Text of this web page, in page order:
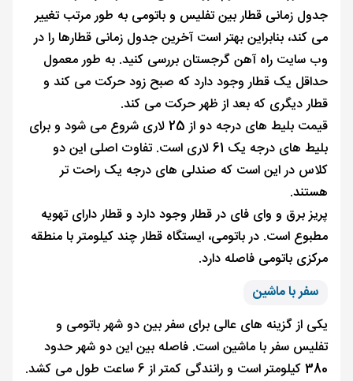
جدول زمانی قطار بین تفلیس و باتومی به طور مرتب تغییر
می کند، بنابراین بهتر است آخرین جدول زمانی قطارها را در
وب سایت راه آهن گرجستان بررسی کنید. به طور معمول
حداقل یک قطار وجود دارد که صبح زود حرکت می کند و
قطار دیگری که بعد از ظهر حرکت می کند.
قیمت بلیط های درجه دو از 25 لاری شروع می شود و برای
بلیط های درجه یک 61 لاری است. تفاوت اصلی این دو
کلاس در این است که صندلی های درجه یک راحت تر
هستند.
پریز برق و وای فای در قطار وجود دارد و قطار دارای تهویه
مطبوع است. در باتومی، ایستگاه قطار چند کیلومتر با منطقه
مرکزی باتومی فاصله دارد.
سفر با ماشین
یکی از گزینه های عالی برای سفر بین دو شهر باتومی و
تفلیس سفر با ماشین است. فاصله بین این دو شهر حدود
380 کیلومتر است و رانندگی کمتر از 6 ساعت طول می کشد.